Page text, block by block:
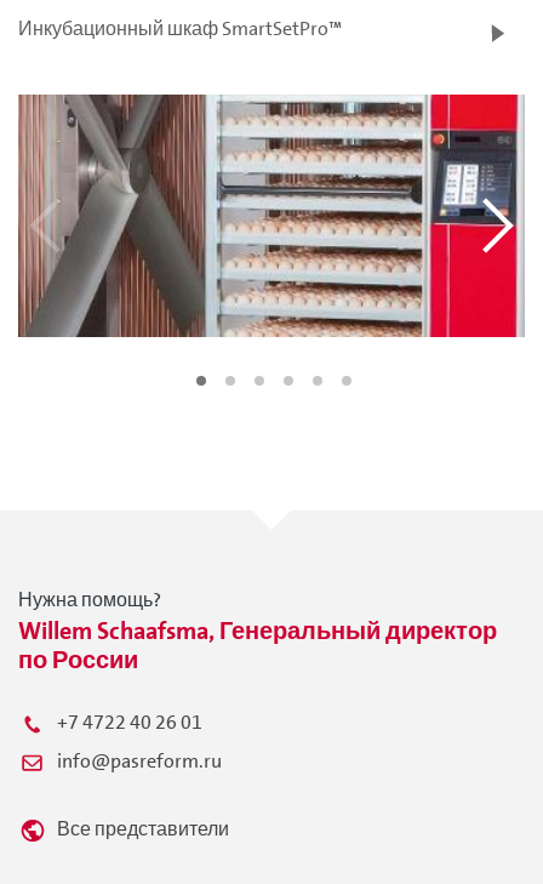
Инкубационный шкаф SmartSetPro™
Нужна помощь?
Willem Schaafsma, Генеральный директор
по России
+7 4722 40 26 01
info@pasreform.ru
Все представители